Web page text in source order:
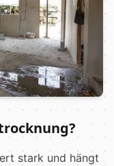
stark und hängt